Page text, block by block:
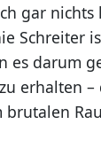
gar nichts
Schreiter
es darum
erhalten
brutalen